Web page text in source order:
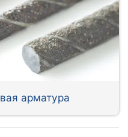
арматура